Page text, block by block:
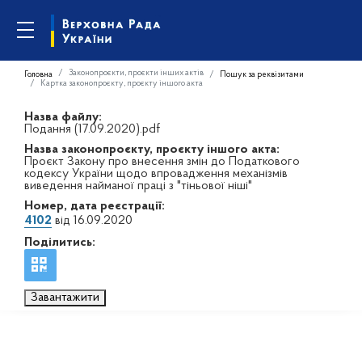
Головна Законопроєкти, проєкти інших актів
Пошук за реквізитами
Картка законопроєкту, проєкту іншого акта
Назва файлу:
Подання (17.09.2020).pdf
Назва законопроєкту, проєкту іншого акта:
Проєкт Закону про внесення змін до Податкового
кодексу України щодо впровадження механізмів
виведення найманої праці з "тіньової ніші"
Номер, дата реєстрації:
4102 від 16.09.2020
Поділитись:
Завантажити